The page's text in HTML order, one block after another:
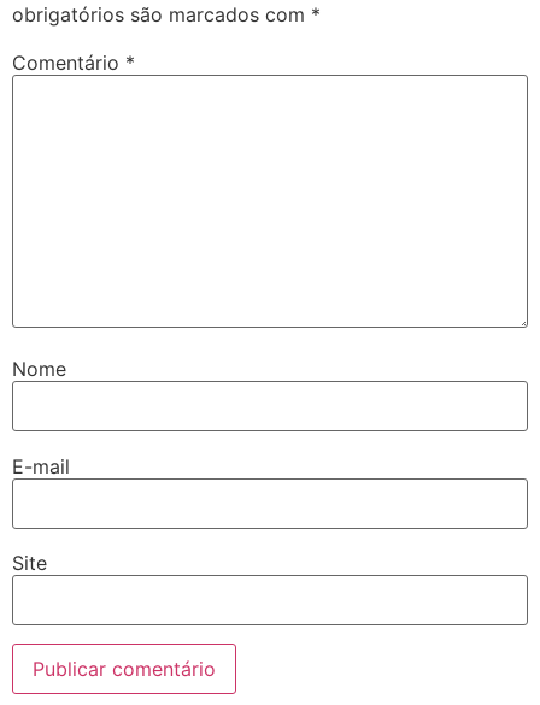
obrigatórios são marcados com *
Comentário *
Nome
E-mail
Site